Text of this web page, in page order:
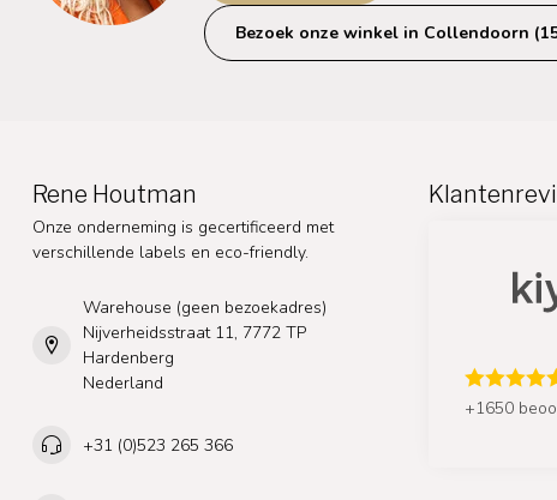
Bezoek onze winkel in Collendoorn
Rene Houtman
Onze onderneming is gecertificeerd met
verschillende labels en eco-friendly.
Warehouse (geen bezoekadres)
Nijverheidsstraat 11, 7772 TP
Hardenberg
Nederland
+31 (0)523 265 366
+1650